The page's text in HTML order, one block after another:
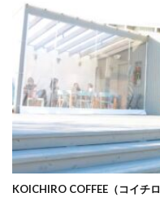
KOICHIRO COFFEE（コイチ